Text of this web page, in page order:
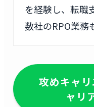
を経験し、転職
数社のRPO業務
攻めキャ
ャリ